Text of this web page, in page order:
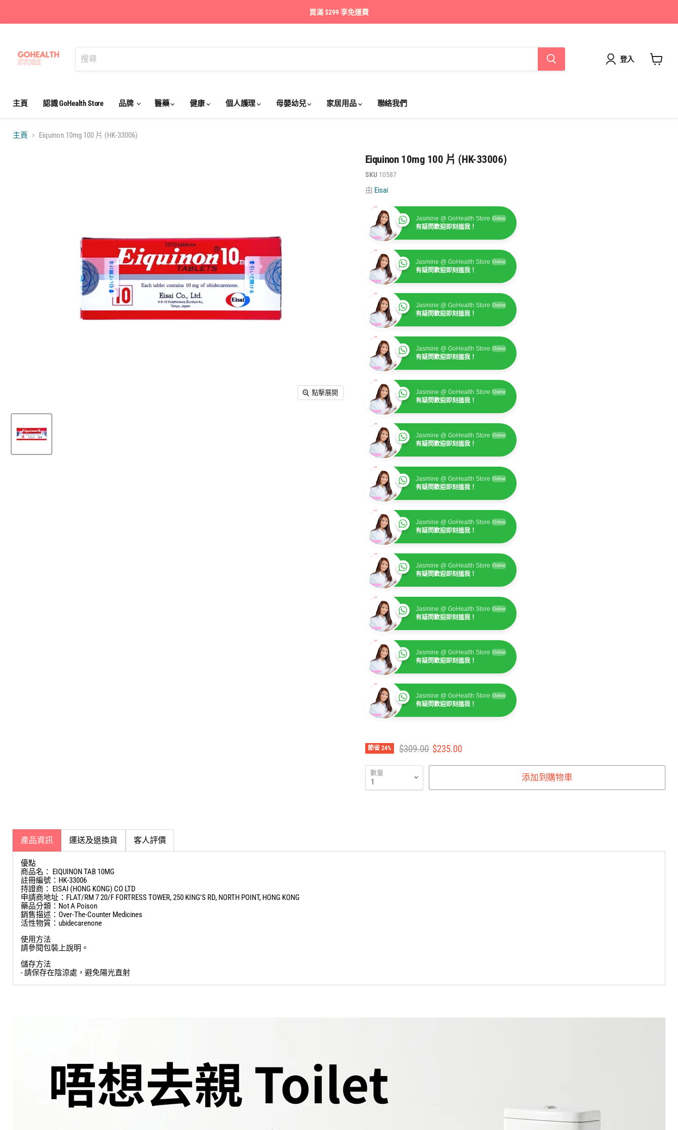
買滿 $299 享免運費
登入
主頁 認識 GoHealth Store 品牌 醫藥 健康 個人護理 母嬰幼兒 家居用品 聯絡我們
主頁 Eiquinon 10mg 100 片 (HK-33006)
點擊展開
Eiquinon 10mg 100 片 (HK-33006)
SKU 10587
由 Eisai
Jasmine @ GoHealth Store Online
有疑問歡迎即刻搵我！
Jasmine @ GoHealth Store Online
有疑問歡迎即刻搵我！
Jasmine @ GoHealth Store Online
有疑問歡迎即刻搵我！
Jasmine @ GoHealth Store Online
有疑問歡迎即刻搵我！
Jasmine @ GoHealth Store Online
有疑問歡迎即刻搵我！
Jasmine @ GoHealth Store Online
有疑問歡迎即刻搵我！
Jasmine @ GoHealth Store Online
有疑問歡迎即刻搵我！
Jasmine @ GoHealth Store Online
有疑問歡迎即刻搵我！
Jasmine @ GoHealth Store Online
有疑問歡迎即刻搵我！
Jasmine @ GoHealth Store Online
有疑問歡迎即刻搵我！
Jasmine @ GoHealth Store Online
有疑問歡迎即刻搵我！
Jasmine @ GoHealth Store Online
有疑問歡迎即刻搵我！
有疑問歡迎即刻搵我！
節省24% 建議零售價
$309.00 售價
$235.00
產品資訊 運送及退換貨 客人評價
優點
商品名： EIQUINON TAB 10MG
註冊編號：HK-33006
申請商地址：FLAT/RM 7 20/F FORTRESS TOWER, 250 KING'S RD, NORTH POINT, HONG KONG
藥品分類：Not A Poison
銷售描述：Over-The-Counter Medicines
活性物質：ubidecarenone
使用方法